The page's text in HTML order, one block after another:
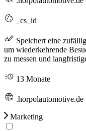
_cs_id
Speichert eine
um wiederkehrende
zu messen und
13 Monate
.horpolautomotive.de
Marketing